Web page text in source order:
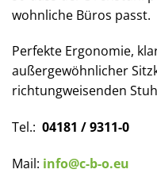
wohnliche Büros passt.
Perfekte Ergonomie,
außergewöhnlicher
richtungweisenden
Tel.: 04181 / 9311-0
Mail: info@c-b-o.eu